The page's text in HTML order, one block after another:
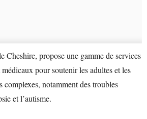
Cheshire, propose une gamme de services
pour soutenir les adultes et les
complexes, notamment des troubles
et l’autisme.